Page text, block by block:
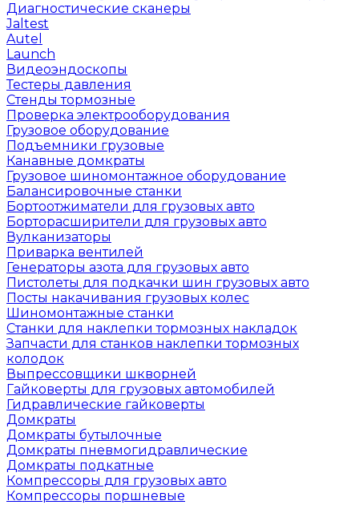
Диагностические сканеры
Jaltest
Autel
Launch
Видеоэндоскопы
Тестеры давления
Стенды тормозные
Проверка электрооборудования
Грузовое оборудование
Подъемники грузовые
Канавные домкраты
Грузовое шиномонтажное оборудование
Балансировочные станки
Бортоотжиматели для грузовых авто
Борторасширители для грузовых авто
Вулканизаторы
Приварка вентилей
Генераторы азота для грузовых авто
Пистолеты для подкачки шин грузовых авто
Посты накачивания грузовых колес
Шиномонтажные станки
Станки для наклепки тормозных накладок
Запчасти для станков наклепки тормозных
колодок
Выпрессовщики шкворней
Гайковерты для грузовых автомобилей
Гидравлические гайковерты
Домкраты
Домкраты бутылочные
Домкраты пневмогидравлические
Домкраты подкатные
Компрессоры для грузовых авто
Компрессоры поршневые